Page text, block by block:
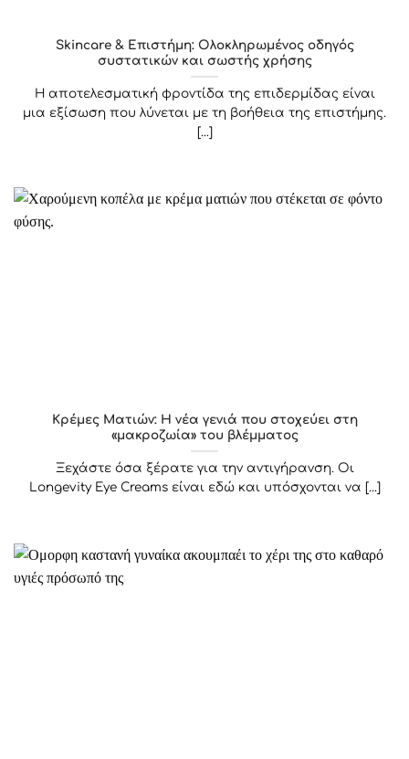
Skincare & Επιστήμη: Ολοκληρωμένος οδηγός
συστατικών και σωστής χρήσης
Η αποτελεσματική φροντίδα της επιδερμίδας είναι
μια εξίσωση που λύνεται με τη βοήθεια της επιστήμης.
[...]
Κρέμες Ματιών: Η νέα γενιά που στοχεύει στη
«μακροζωία» του βλέμματος
Ξεχάστε όσα ξέρατε για την αντιγήρανση. Οι
Longevity Eye Creams είναι εδώ και υπόσχονται να [...]